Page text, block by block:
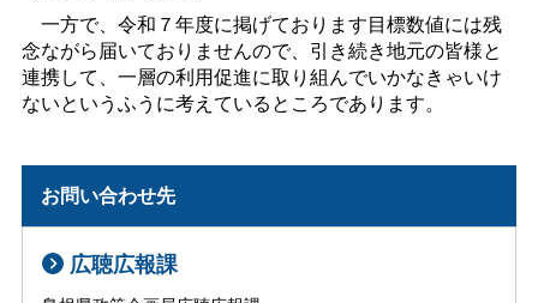
一方で、令和７年度に掲げております目標数値には残
念ながら届いておりませんので、引き続き地元の皆様と
連携して、一層の利用促進に取り組んでいかなきゃいけ
ないというふうに考えているところであります。
お問い合わせ先
広聴広報課